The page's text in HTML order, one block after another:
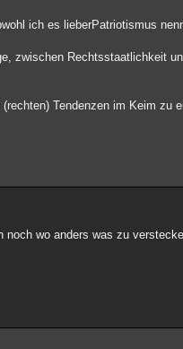
ich es lieberPatriotismus
zwischen Rechtsstaatlichkeit
Tendenzen im Keim zu
noch wo anders was zu